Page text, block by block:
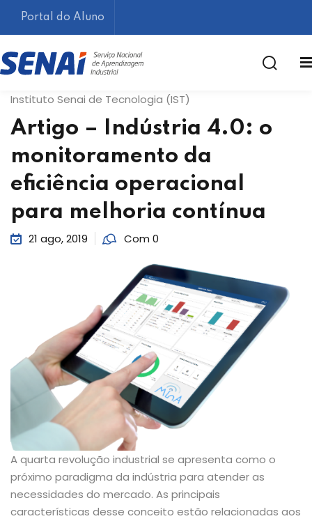
Portal do Aluno
Instituto Senai de Tecnologia (IST)
Artigo – Indústria 4.0: o
monitoramento da
eficiência operacional
para melhoria contínua
21 ago, 2019 Com 0
A quarta revolução industrial se apresenta como o
próximo paradigma da indústria para atender as
necessidades do mercado. As principais
características desse conceito estão relacionadas aos
Lembrar-me Esqueceu sua senha?